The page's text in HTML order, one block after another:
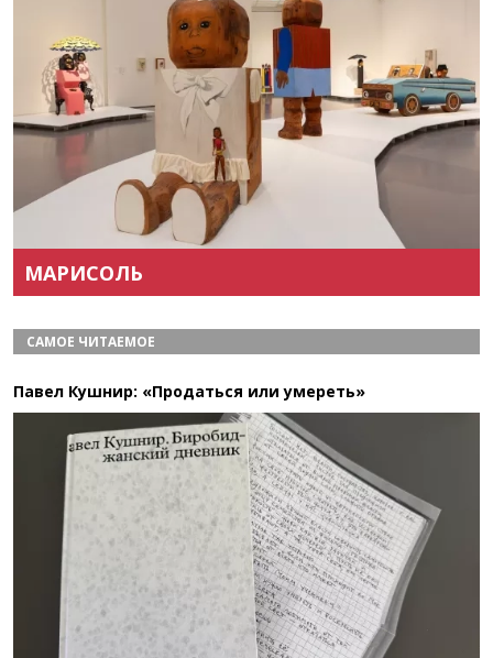
МАРИСОЛЬ
САМОЕ ЧИТАЕМОЕ
Павел Кушнир: «Продаться или умереть»